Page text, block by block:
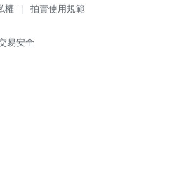
權 | 拍賣使用規範
易安全